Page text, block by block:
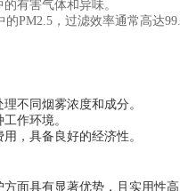
有害气体和异味。
PM2.5，过滤效率通常高达
不同烟雾浓度和成分。
作环境。
，具备良好的经济性。
面具有显著优势，且实用性高